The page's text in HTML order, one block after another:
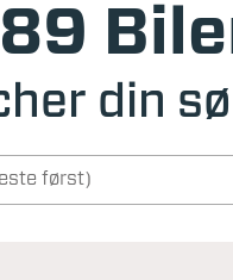
89
din
først)